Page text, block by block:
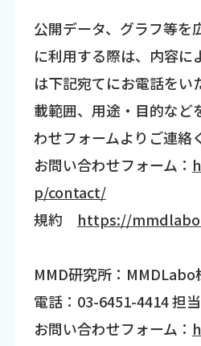
公開データ、グラフ等を
に利用する際は、内容に
は下記宛てにお電話をい
載範囲、用途・目的など
わせフォームよりご連絡
お問い合わせフォーム：
p/contact/
規約 https://
MMD研究所：MMDLabo
電話：03-6451-4414 担
お問い合わせフォーム：